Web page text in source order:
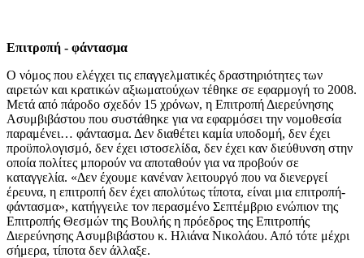
Επιτροπή - φάντασμα
Ο νόμος που ελέγχει τις επαγγελματικές δραστηριότητες των
αιρετών και κρατικών αξιωματούχων τέθηκε σε εφαρμογή το 2008.
Μετά από πάροδο σχεδόν 15 χρόνων, η Επιτροπή Διερεύνησης
Ασυμβιβάστου που συστάθηκε για να εφαρμόσει την νομοθεσία
παραμένει… φάντασμα. Δεν διαθέτει καμία υποδομή, δεν έχει
προϋπολογισμό, δεν έχει ιστοσελίδα, δεν έχει καν διεύθυνση στην
οποία πολίτες μπορούν να αποταθούν για να προβούν σε
καταγγελία. «Δεν έχουμε κανέναν λειτουργό που να διενεργεί
έρευνα, η επιτροπή δεν έχει απολύτως τίποτα, είναι μια επιτροπή-
φάντασμα», κατήγγειλε τον περασμένο Σεπτέμβριο ενώπιον της
Επιτροπής Θεσμών της Βουλής η πρόεδρος της Επιτροπής
Διερεύνησης Ασυμβιβάστου κ. Ηλιάνα Νικολάου. Από τότε μέχρι
σήμερα, τίποτα δεν άλλαξε.